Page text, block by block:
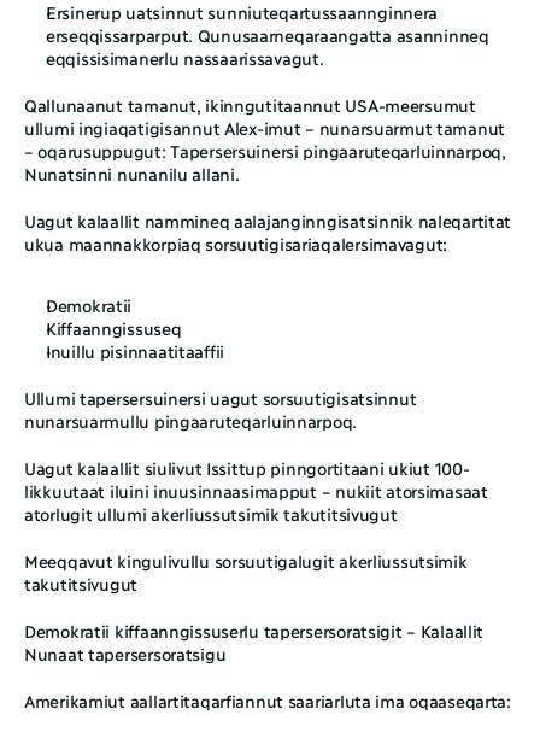
Ersinerup uatsinnut sunniuteqartussaannginnera
erseqqissarparput. Qunusaarneqaraangatta asanninneq
eqqissisimanerlu nassaarissavagut.
Qallunaanut tamanut, ikinngutitaannut USA-meersumut
ullumi ingiaqatigisannut Alex-imut – nunarsuarmut tamanut
– oqarusuppugut: Tapersersuinersi pingaaruteqarluinnarpoq,
Nunatsinni nunanilu allani.
Uagut kalaallit nammineq aalajanginngisatsinnik naleqartitat
ukua maannakkorpiaq sorsuutigisariaqalersimavagut:
Demokratii
Kiffaanngissuseq
Inuillu pisinnaatitaaffii
Ullumi tapersersuinersi uagut sorsuutigisatsinnut
nunarsuarmullu pingaaruteqarluinnarpoq.
Uagut kalaallit siulivut Issittup pinngortitaani ukiut 100-
likkuutaat iluini inuusinnaasimapput – nukiit atorsimasaat
atorlugit ullumi akerliussutsimik takutitsivugut
Meeqqavut kingulivullu sorsuutigalugit akerliussutsimik
takutitsivugut
Demokratii kiffaanngissuserlu tapersersoratsigit – Kalaallit
Nunaat tapersersoratsigu
Amerikamiut aallartitaqarfiannut saariarluta ima oqaaseqarta: